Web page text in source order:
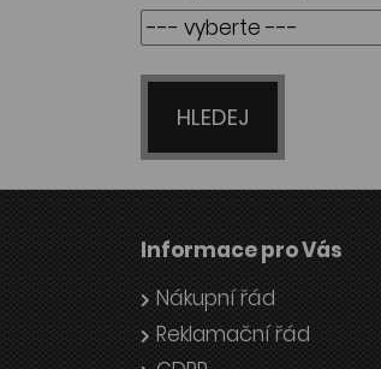
HLEDEJ
Informace pro Vás
Nákupní řád
Reklamační řád